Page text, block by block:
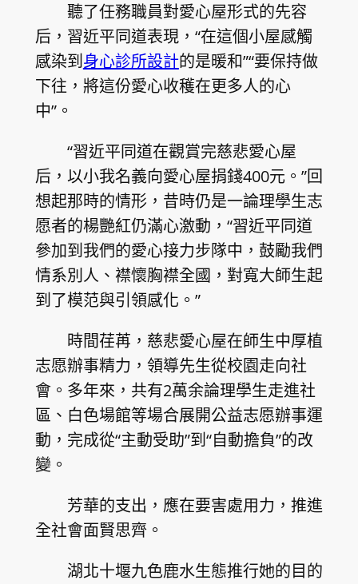
聽了任務職員對愛心屋形式的先容
后，習近平同道表現，“在這個小屋感觸
感染到身心診所設計的是暖和”“要保持做
下往，將這份愛心收穫在更多人的心
中”。
“習近平同道在觀賞完慈悲愛心屋
后，以小我名義向愛心屋捐錢400元。”回
想起那時的情形，昔時仍是一論理學生志
愿者的楊艷紅仍滿心激動，“習近平同道
參加到我們的愛心接力步隊中，鼓勵我們
情系別人、襟懷胸襟全國，對寬大師生起
到了模范與引領感化。”
時間荏苒，慈悲愛心屋在師生中厚植
志愿辦事精力，領導先生從校園走向社
會。多年來，共有2萬余論理學生走進社
區、白色場館等場合展開公益志愿辦事運
動，完成從“主動受助”到“自動擔負”的改
變。
芳華的支出，應在要害處用力，推進
全社會面賢思齊。
湖北十堰九色鹿水生態推行她的目的